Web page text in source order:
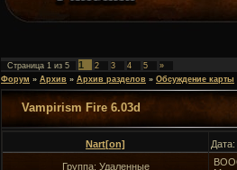
Страница 1 из 5 1 2 3 4 5 »
Форум » Архив » Архив разделов » Обсуждение карты
Vampirism Fire 6.03d
Nart[on]
Группа: Удаленные